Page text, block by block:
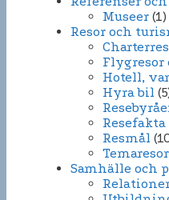
Museer (1)
Resor och
Hotell,
Hyra bil
Resefakta
Resmål
Temaresor
Samhälle och